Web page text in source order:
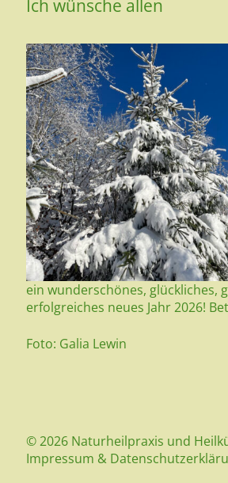
Ich wünsche allen
ein wunderschönes, glückliches,
erfolgreiches neues Jahr 2026!
Foto: Galia Lewin
© 2026 Naturheilpraxis und
Impressum &